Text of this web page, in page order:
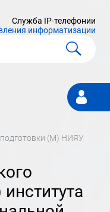
Служба IP-телефонии
информатизации
Личный
кабинет